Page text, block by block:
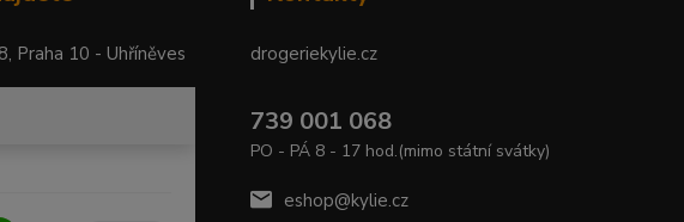
Praha 10 - Uhříněves drogeriekylie.cz
739 001 068
PO - PÁ 8 - 17 hod.(mimo státní svátky)
eshop@kylie.cz